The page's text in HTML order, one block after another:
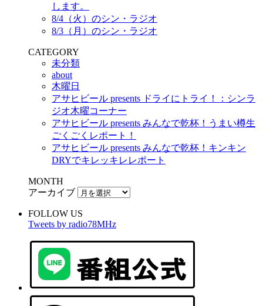
します。
8/4（火）のシン・ラジオ
8/3（月）のシン・ラジオ
CATEGORY
未分類
about
木曜日
アサヒビール presents ドライにトライ！：シンラ
ジオ木曜コーナー
アサヒビール presents みんなで乾杯！うまい樽生
ごくごくレポート！
アサヒビール presents みんなで乾杯！キンキン
DRYでキレッキレレポート
MONTH
アーカイブ
FOLLOW US
Tweets by radio78MHz